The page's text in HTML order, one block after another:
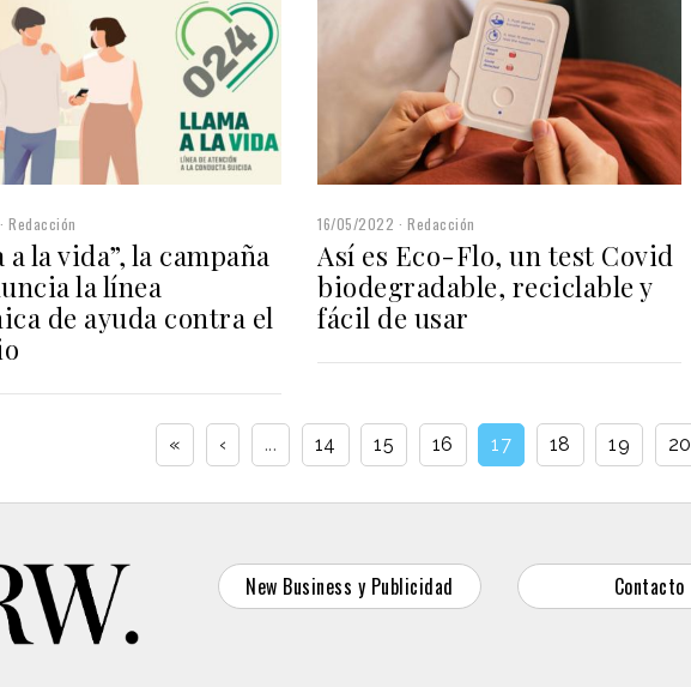
Redacción
a la vida”, la campaña
la línea
de ayuda contra el
16/05/2022 Redacción
Así es Eco-Flo, un test Covid
biodegradable, reciclable y
fácil de usar
« ‹ ... 14 15 16 17 18 19 20
New Business y Publicidad Contacto